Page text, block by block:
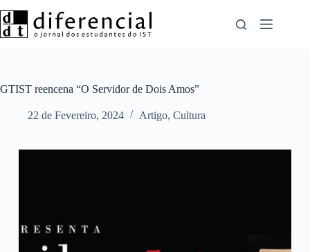
para
o
GTIST reencena “O Servidor de Dois Amos”
22 de Fevereiro, 2024 Artigo, Cultura